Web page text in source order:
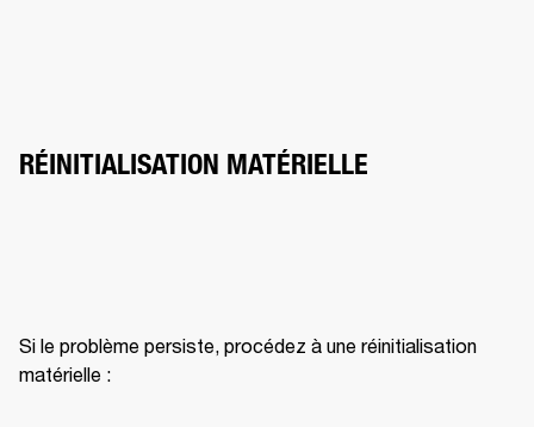
RÉINITIALISATION MATÉRIELLE
Si le problème persiste, procédez à une réinitialisation
matérielle :